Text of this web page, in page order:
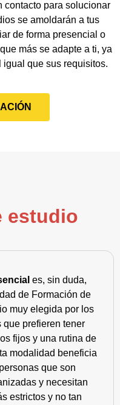
contacto para solucionar
se amoldarán a tus
de forma presencial o
más se adapte a ti, ya
que sus requisitos.
estudio
es, sin duda,
de Formación de
muy elegida por los
que prefieren tener
fijos y una rutina de
modalidad beneficia
que son
y necesitan
estrictos y no tan